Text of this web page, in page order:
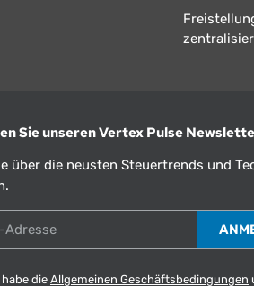
Sie unseren Vertex Pulse
über die neusten Steuertrends und
die Allgemeinen Geschäftsbedingungen